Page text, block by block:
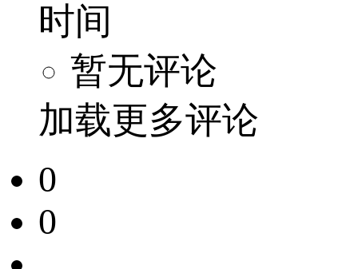
时间
暂无评论
加载更多评论
0
0